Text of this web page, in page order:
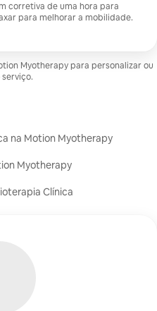
corretiva de uma hora para
para melhorar a mobilidade.
Myotherapy para personalizar ou
na Motion Myotherapy
Myotherapy
Clínica